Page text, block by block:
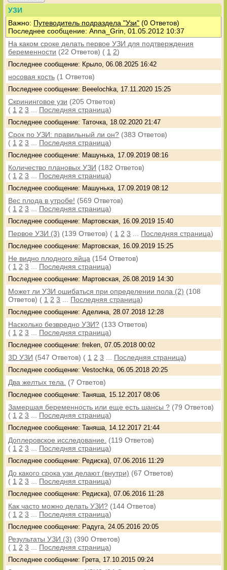
УЗИ
Важно: Путеводитель подраздела "Узи" (0 Ответов)
Последнее сообщение: Anna_Grin, 01.05.2012 10:37
На каком сроке делать первое УЗИ для подтверждения
беременности (22 Ответов) ( 1 2)
Последнее сообщение: Крыло, 06.08.2025 16:42
носовая кость (1 Ответов)
Последнее сообщение: Beeelochka, 17.11.2020 15:25
Скрининговое узи (205 Ответов)
( 1 2 3 Последняя страница)
Последнее сообщение: Таточка, 18.02.2020 21:47
Срок по УЗИ: правильный ли он? (383 Ответов)
( 1 2 3 Последняя страница)
Последнее сообщение: Машунька, 17.09.2019 08:16
Количество плановых УЗИ (182 Ответов)
( 1 2 3 Последняя страница)
Последнее сообщение: Машунька, 17.09.2019 08:12
Вес плода в утробе! (569 Ответов)
( 1 2 3 Последняя страница)
Последнее сообщение: Мартовская, 16.09.2019 15:40
Первое УЗИ (3) (139 Ответов) ( 1 2 3 Последняя страница)
Последнее сообщение: Мартовская, 16.09.2019 15:25
Не видно плодного яйца (154 Ответов)
( 1 2 3 Последняя страница)
Последнее сообщение: Мартовская, 26.08.2019 14:30
Может ли УЗИ ошибаться при определении пола (2) (108
Ответов) ( 1 2 3 Последняя страница)
Последнее сообщение: Аделина, 28.07.2018 12:28
Насколько безвредно УЗИ? (133 Ответов)
( 1 2 3 Последняя страница)
Последнее сообщение: freken, 07.05.2018 00:02
3D УЗИ (547 Ответов) ( 1 2 3 Последняя страница)
Последнее сообщение: Vestochka, 06.05.2018 20:25
Два желтых тела. (7 Ответов)
Последнее сообщение: Таняша, 15.12.2017 08:06
Замершая беременность или еще есть шансы ? (79 Ответов)
( 1 2 3 Последняя страница)
Последнее сообщение: Таняша, 14.12.2017 21:44
Доплеровское исследование.
(119 Ответов)
( 1 2 3 Последняя страница)
Последнее сообщение: Редиска), 07.06.2016 11:29
До какого срока узи делают (внутри) (67 Ответов)
( 1 2 3 Последняя страница)
Последнее сообщение: Редиска), 07.06.2016 11:28
Как часто можно делать УЗИ? (144 Ответов)
( 1 2 3 Последняя страница)
Последнее сообщение: Радуга, 24.05.2016 20:05
Результаты УЗИ (3) (390 Ответов)
( 1 2 3 Последняя страница)
Последнее сообщение: Грета, 17.10.2015 09:24